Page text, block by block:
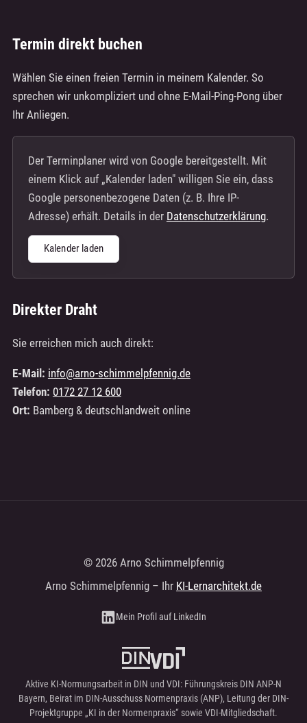
Termin direkt buchen
Wählen Sie einen freien Termin in meinem Kalender. So
sprechen wir unkompliziert und ohne E-Mail-Ping-Pong über
Ihr Anliegen.
Der Terminplaner wird von Google bereitgestellt. Mit
einem Klick auf „Kalender laden" willigen Sie ein, dass
Google personenbezogene Daten (z. B. Ihre IP-
Adresse) erhält. Details in der Datenschutzerklärung.
Kalender laden
Direkter Draht
Sie erreichen mich auch direkt:
E-Mail: info@arno-schimmelpfennig.de
Telefon: 0172 27 12 600
Ort: Bamberg & deutschlandweit online
© 2026 Arno Schimmelpfennig
Arno Schimmelpfennig – Ihr KI-Lernarchitekt.de
Mein Profil auf LinkedIn
Aktive KI-Normungsarbeit in DIN und VDI: Führungskreis DIN ANP-N
Bayern, Beirat im DIN-Ausschuss Normenpraxis (ANP), Leitung der DIN-
Projektgruppe „KI in der Normenpraxis“ sowie VDI-Mitgliedschaft.